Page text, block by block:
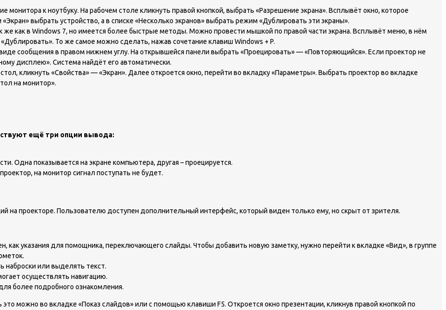
к ноутбуку. На рабочем столе кликнуть правой кнопкой, выбрать «Разрешение экрана». Всплывёт окно, которое
выбрать устройство, а в списке «Несколько экранов» выбрать режим «Дублировать эти экраны».
же как в Windows 7, но имеется более быстрые методы. Можно провести мышкой по правой части экрана. Всплывёт меню, в нём
То же самое можно сделать, нажав сочетание клавиш Windows + P.
сообщения в правом нижнем углу. На открывшейся панели выбрать «Проецировать» — «Повторяющийся». Если проектор не
дисплею». Система найдёт его автоматически.
кликнуть «Свойства» — «Экран». Далее откроется окно, перейти во вкладку «Параметры». Выбрать проектор во вкладке
на монитор».
ещё три опции вывода:
Одна показывается на экране компьютера, другая – проецируется.
на монитор сигнал поступать не будет.
на проекторе. Пользователю доступен дополнительный интерфейс, который виден только ему, но скрыт от зрителя.
как указания для помощника, переключающего слайды. Чтобы добавить новую заметку, нужно перейти к вкладке «Вид», в группе
наброски или выделять текст.
осуществлять навигацию.
более подробного ознакомления.
можно во вкладке «Показ слайдов» или с помощью клавиши F5. Откроется окно презентации, кликнув правой кнопкой по